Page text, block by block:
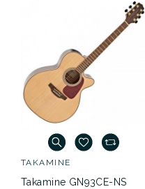
TAKAMINE
Takamine GN93CE-NS